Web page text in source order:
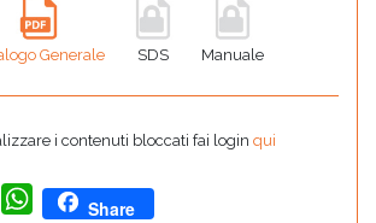
Generale SDS Manuale
i contenuti bloccati fai login qui
TwitterWhatsApp
Share